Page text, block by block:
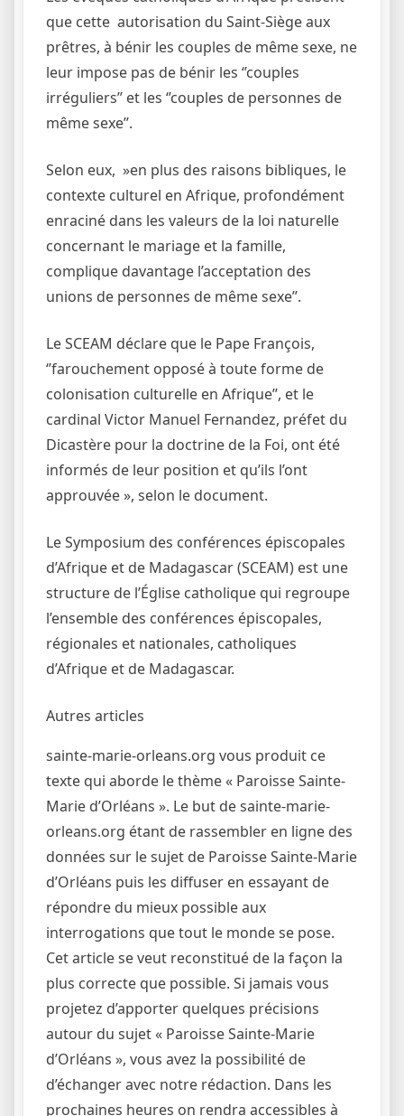
que cette autorisation du Saint-Siège aux
prêtres, à bénir les couples de même sexe, ne
leur impose pas de bénir les ‘’couples
irréguliers’’ et les ‘’couples de personnes de
même sexe’’.
Selon eux, »en plus des raisons bibliques, le
contexte culturel en Afrique, profondément
enraciné dans les valeurs de la loi naturelle
concernant le mariage et la famille,
complique davantage l’acceptation des
unions de personnes de même sexe’’.
Le SCEAM déclare que le Pape François,
‘’farouchement opposé à toute forme de
colonisation culturelle en Afrique’’, et le
cardinal Victor Manuel Fernandez, préfet du
Dicastère pour la doctrine de la Foi, ont été
informés de leur position et qu’ils l’ont
approuvée », selon le document.
Le Symposium des conférences épiscopales
d’Afrique et de Madagascar (SCEAM) est une
structure de l’Église catholique qui regroupe
l’ensemble des conférences épiscopales,
régionales et nationales, catholiques
d’Afrique et de Madagascar.
Autres articles
sainte-marie-orleans.org vous produit ce
texte qui aborde le thème « Paroisse Sainte-
Marie d’Orléans ». Le but de sainte-marie-
orleans.org étant de rassembler en ligne des
données sur le sujet de Paroisse Sainte-Marie
d’Orléans puis les diffuser en essayant de
répondre du mieux possible aux
interrogations que tout le monde se pose.
Cet article se veut reconstitué de la façon la
plus correcte que possible. Si jamais vous
projetez d’apporter quelques précisions
autour du sujet « Paroisse Sainte-Marie
d’Orléans », vous avez la possibilité de
d’échanger avec notre rédaction. Dans les
prochaines heures on rendra accessibles à